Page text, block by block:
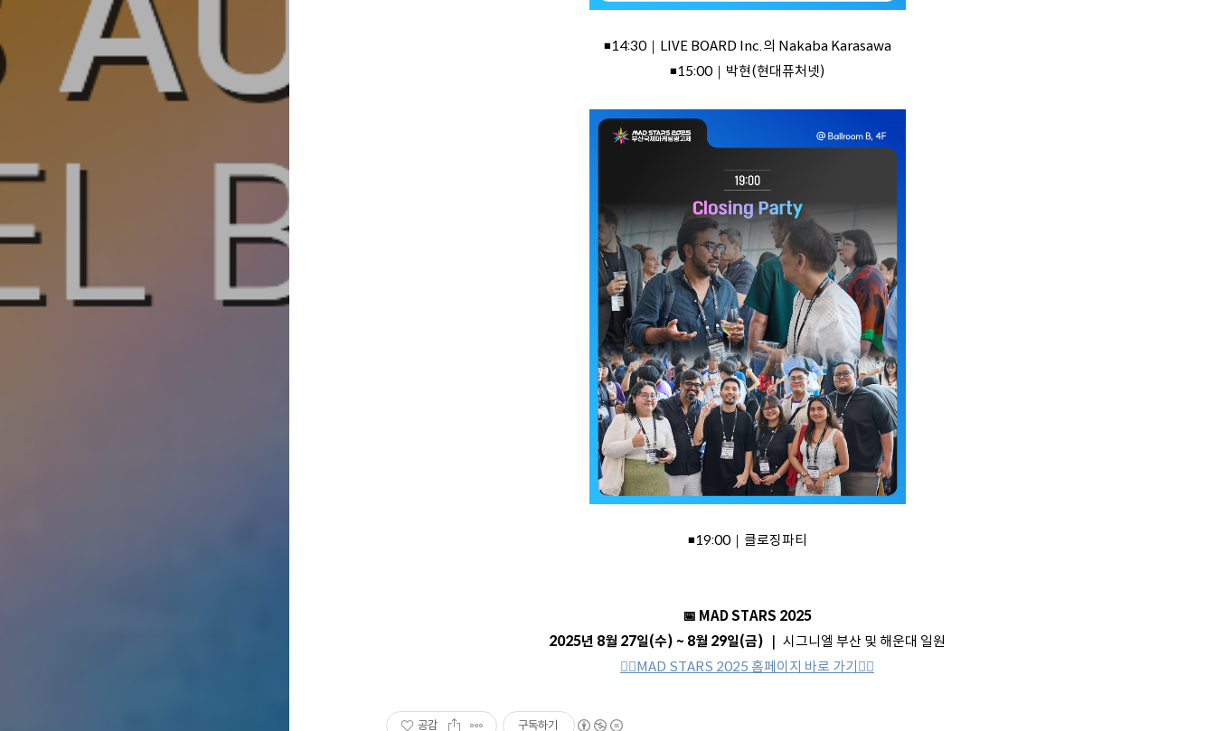
◾14:30｜LIVE BOARD Inc.의 Nakaba Karasawa
◾15:00｜박현(현대퓨처넷)
◾19:00｜클로징파티
📅 MAD STARS 2025
2025년 8월 27일(수) ~ 8월 29일(금) ｜ 시그니엘 부산 및 해운대 일원
👉🏻MAD STARS 2025 홈페이지 바로 가기👈🏻
공감 구독하기